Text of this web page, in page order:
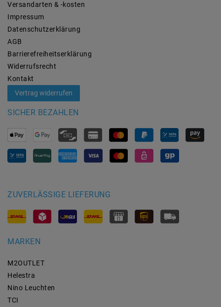
Versandarten & -kosten
Impressum
Daten­schutz­erklärung
AGB
Barrierefreiheitserklärung
Widerrufs­recht
Kontakt
Vertrag widerrufen
SICHER BEZAHLEN
ZUVERLÄSSIGE LIEFERUNG
MARKEN
M2OUTLET
Helestra
Nino Leuchten
TCI